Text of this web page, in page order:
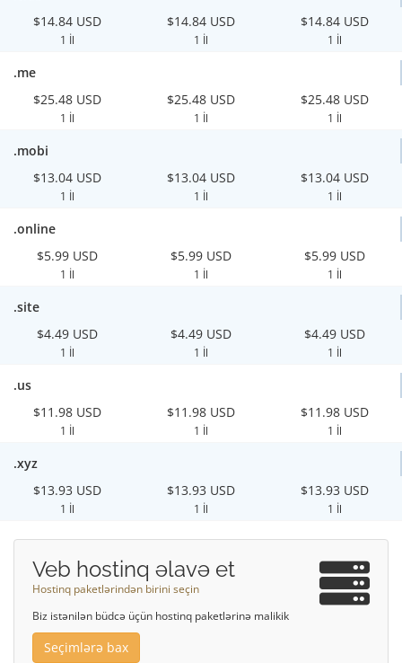
$14.84 USD
1 İl
$14.84 USD
1 İl
$14.84 USD
1 İl
.me
$25.48 USD
1 İl
$25.48 USD
1 İl
$25.48 USD
1 İl
.mobi
$13.04 USD
1 İl
$13.04 USD
1 İl
$13.04 USD
1 İl
.online
$5.99 USD
1 İl
$5.99 USD
1 İl
$5.99 USD
1 İl
.site
$4.49 USD
1 İl
$4.49 USD
1 İl
$4.49 USD
1 İl
.us
$11.98 USD
1 İl
$11.98 USD
1 İl
$11.98 USD
1 İl
.xyz
$13.93 USD
1 İl
$13.93 USD
1 İl
$13.93 USD
1 İl
Veb hostinq əlavə et
Hostinq paketlərindən birini seçin
Biz istənilən büdcə üçün hostinq paketlərinə malikik
Seçimlərə bax